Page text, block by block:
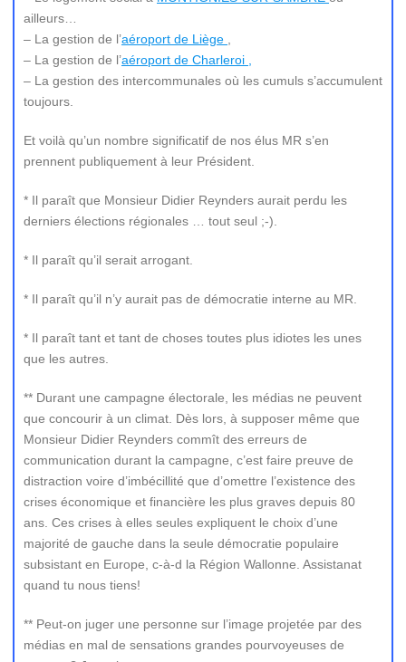
ailleurs…
– La gestion de l’aéroport de Liège
– La gestion de l’aéroport de Charleroi ,
– La gestion des intercommunales où les cumuls s’accumulent
toujours.
Et voilà qu’un nombre significatif de nos élus MR s’en
prennent publiquement à leur Président.
* Il paraît que Monsieur Didier Reynders aurait perdu les
derniers élections régionales … tout seul ;-).
* Il paraît qu’il serait arrogant.
* Il paraît qu’il n’y aurait pas de démocratie interne au MR.
* Il paraît tant et tant de choses toutes plus idiotes les unes
que les autres.
** Durant une campagne électorale, les médias ne peuvent
que concourir à un climat. Dès lors, à supposer même que
Monsieur Didier Reynders commît des erreurs de
communication durant la campagne, c’est faire preuve de
distraction voire d’imbécillité que d’omettre l’existence des
crises économique et financière les plus graves depuis 80
ans. Ces crises à elles seules expliquent le choix d’une
majorité de gauche dans la seule démocratie populaire
subsistant en Europe, c-à-d la Région Wallonne. Assistanat
quand tu nous tiens!
** Peut-on juger une personne sur l’image projetée par des
médias en mal de sensations grandes pourvoyeuses de